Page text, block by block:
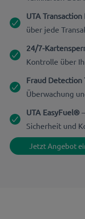
UTA
über jede
24/7-
Kontrolle über
Fraud Detection
Überwachung
UTA EasyFuel®
Sicherheit und
Jetzt Angebot